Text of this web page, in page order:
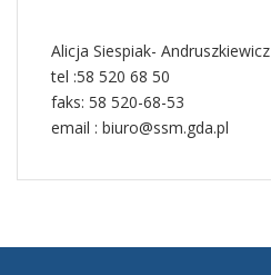
Alicja Siespiak- Andruszkiewicz
tel :58 520 68 50
faks: 58 520-68-53
email : biuro@ssm.gda.pl